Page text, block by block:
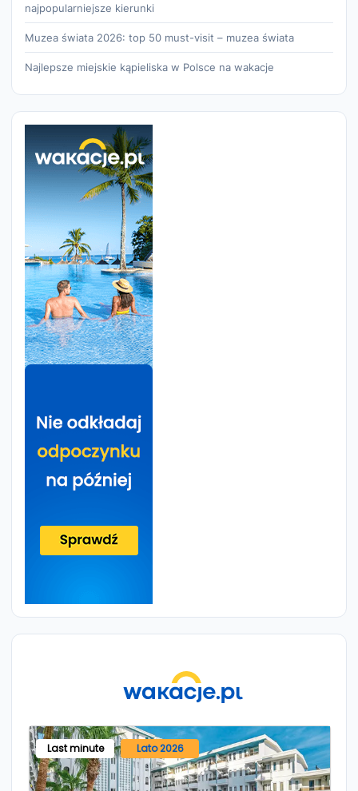
najpopularniejsze kierunki
Muzea świata 2026: top 50 must-visit – muzea świata
Najlepsze miejskie kąpieliska w Polsce na wakacje
Last minute Lato 2026